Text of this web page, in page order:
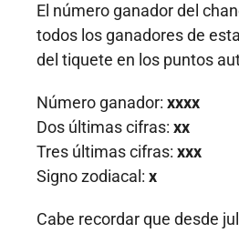
El número ganador del
todos los ganadores de
del tiquete en los puntos
Número ganador: xxxx
Dos últimas cifras: xx
Tres últimas cifras: xxx
Signo zodiacal: x
Cabe recordar que desde